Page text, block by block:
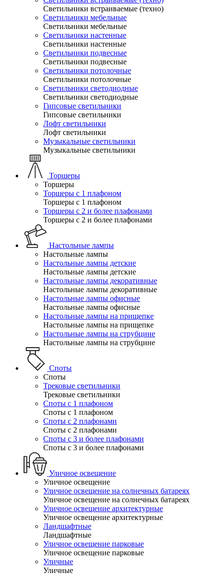
Светильники встраиваемые (техно)
Светильники мебельные
Светильники мебельные
Светильники настенные
Светильники настенные
Светильники подвесные
Светильники подвесные
Светильники потолочные
Светильники потолочные
Светильники светодиодные
Светильники светодиодные
Гипсовые светильники
Гипсовые светильники
Лофт светильники
Лофт светильники
Музыкальные светильники
Музыкальные светильники
Торшеры
Торшеры
Торшеры с 1 плафоном
Торшеры с 1 плафоном
Торшеры с 2 и более плафонами
Торшеры с 2 и более плафонами
Настольные лампы
Настольные лампы
Настольные лампы детские
Настольные лампы детские
Настольные лампы декоративные
Настольные лампы декоративные
Настольные лампы офисные
Настольные лампы офисные
Настольные лампы на прищепке
Настольные лампы на прищепке
Настольные лампы на струбцине
Настольные лампы на струбцине
Споты
Споты
Трековые светильники
Трековые светильники
Споты с 1 плафоном
Споты с 1 плафоном
Споты с 2 плафонами
Споты с 2 плафонами
Споты с 3 и более плафонами
Споты с 3 и более плафонами
Уличное освещение
Уличное освещение
Уличное освещение на солнечных батареях
Уличное освещение на солнечных батареях
Уличное освещение архитектурные
Уличное освещение архитектурные
Ландшафтные
Ландшафтные
Уличное освещение парковые
Уличное освещение парковые
Уличные
Уличные